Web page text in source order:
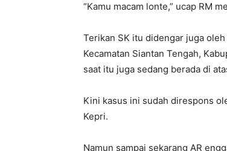
“Kamu macam lonte,” ucap RM
Terikan SK itu didengar juga
Kecamatan Siantan Tengah,
saat itu juga sedang berada di
Kini kasus ini sudah direspons
Kepri.
Namun sampai sekarang AR